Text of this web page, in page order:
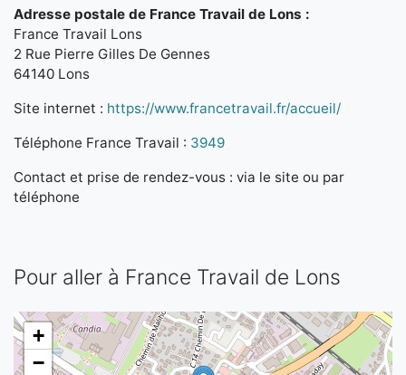
Adresse postale de France Travail de Lons :
France Travail Lons
2 Rue Pierre Gilles De Gennes
64140 Lons
Site internet : https://www.francetravail.fr/accueil/
Téléphone France Travail : 3949
Contact et prise de rendez-vous : via le site ou par
téléphone
Pour aller à France Travail de Lons
+
−